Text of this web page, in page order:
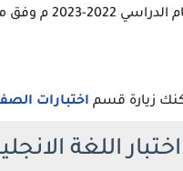
الدراسية
زيارة قسم اختبارات
اللغة